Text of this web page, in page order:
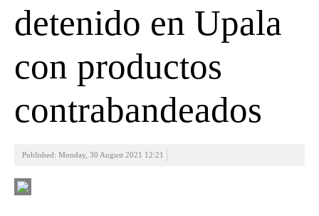
detenido en Upala
con productos
contrabandeados
Published: Monday, 30 August 2021 12:21